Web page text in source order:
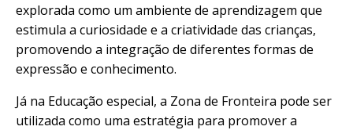
explorada como um ambiente de aprendizagem que
estimula a curiosidade e a criatividade das crianças,
promovendo a integração de diferentes formas de
expressão e conhecimento.
Já na Educação especial, a Zona de Fronteira pode ser
utilizada como uma estratégia para promover a